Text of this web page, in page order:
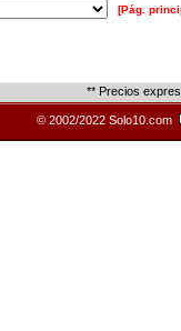
[Pág.
** Precios
© 2002/2022 Solo10.com